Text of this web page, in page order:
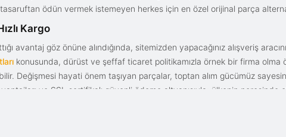
ödün vermek istemeyen herkes için en özel orijinal parça
Kargo
avantaj göz önüne alındığında, sitemizden yapacağınız alışveriş
konusunda, dürüst ve şeffaf ticaret politikamızla örnek bir firma olma
Değişmesi hayati önem taşıyan parçalar, toptan alım gücümüz
ve SSL sertifikalı güvenli ödeme altyapısıyla; ülkenin
uygun fiyat avantajıyla parça kalitesini birleştirmek için doğru